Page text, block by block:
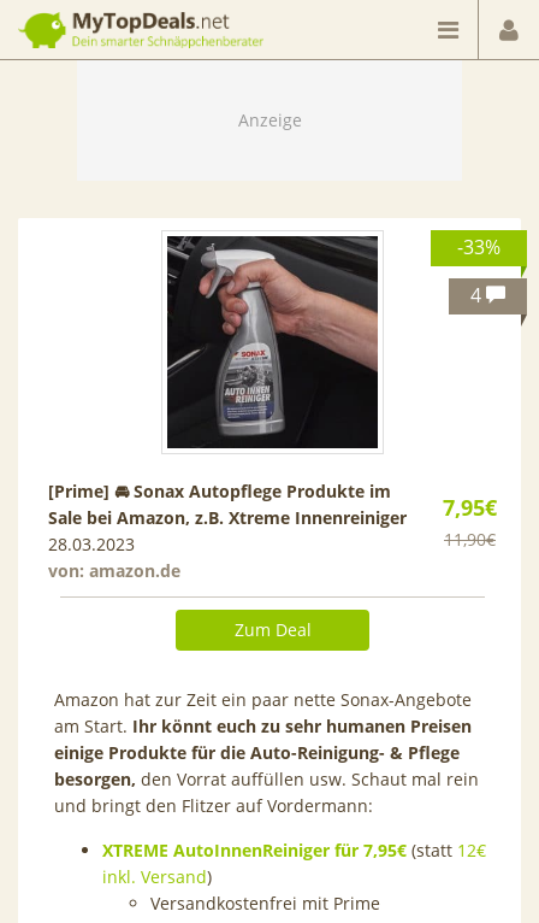
Dein smarter Schnäppchenberater
-33%
4
7,95€
11,90€
[Prime] 🚘 Sonax Autopflege Produkte im
Sale bei Amazon, z.B. Xtreme Innenreiniger
28.03.2023
von: amazon.de
Zum Deal
Amazon hat zur Zeit ein paar nette Sonax-Angebote
am Start. Ihr könnt euch zu sehr humanen Preisen
einige Produkte für die Auto-Reinigung- & Pflege
besorgen, den Vorrat auffüllen usw. Schaut mal rein
und bringt den Flitzer auf Vordermann:
XTREME AutoInnenReiniger für 7,95€ (statt 12€
inkl. Versand)
Versandkostenfrei mit Prime